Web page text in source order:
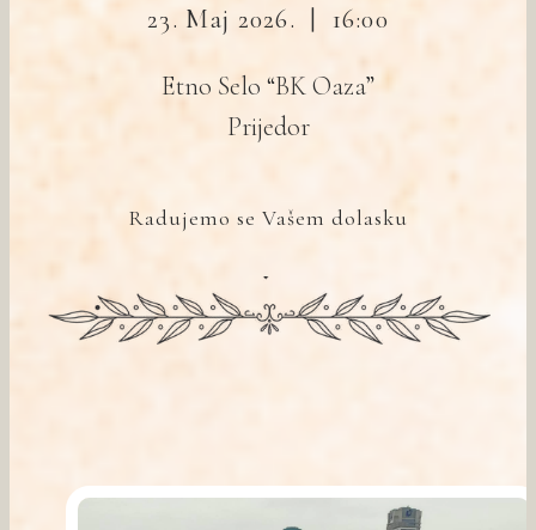
23. Maj 2026. | 16:00
Etno Selo “BK Oaza”
Prijedor
Radujemo se Vašem dolasku